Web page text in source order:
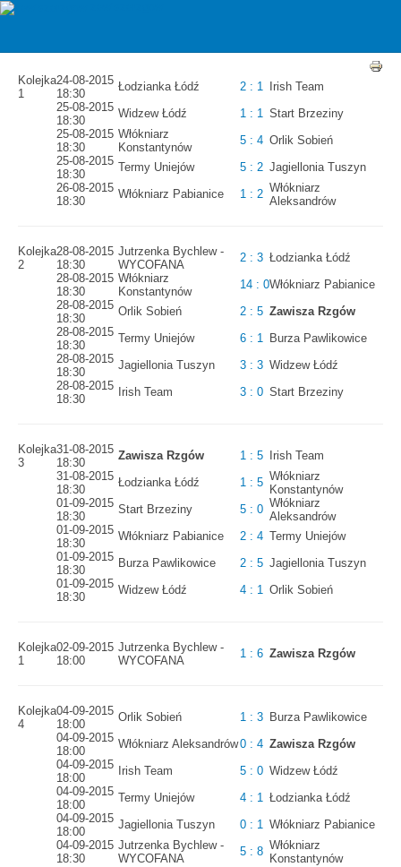
Kolejka
1
24-08-2015
18:30
Łodzianka Łódź 2 : 1
Irish Team
25-08-2015
18:30
Widzew Łódź 1 : 1 Start Brzeziny
25-08-2015
18:30
Włókniarz
Konstantynów
5 : 4 Orlik Sobień
25-08-2015
18:30
Termy Uniejów 5 : 2 Jagiellonia Tuszyn
26-08-2015
18:30
Włókniarz Pabianice 1 : 2 Włókniarz
Aleksandrów
Kolejka
2
28-08-2015
18:30
Jutrzenka Bychlew -
WYCOFANA
2 : 3 Łodzianka Łódź
28-08-2015
18:30
Włókniarz
Konstantynów
14 : 0Włókniarz Pabianice
28-08-2015
18:30
Orlik Sobień 2 : 5 Zawisza Rzgów
28-08-2015
18:30
Termy Uniejów 6 : 1 Burza Pawlikowice
28-08-2015
18:30
Jagiellonia Tuszyn 3 : 3 Widzew Łódź
28-08-2015
18:30
Irish Team 3 : 0 Start Brzeziny
Kolejka
3
31-08-2015
18:30
Zawisza Rzgów 1 : 5
Irish Team
31-08-2015
18:30
Łodzianka Łódź 1 : 5 Włókniarz
Konstantynów
01-09-2015
18:30
Start Brzeziny 5 : 0 Włókniarz
Aleksandrów
01-09-2015
18:30
Włókniarz Pabianice 2 : 4 Termy Uniejów
01-09-2015
18:30
Burza Pawlikowice 2 : 5 Jagiellonia Tuszyn
01-09-2015
18:30
Widzew Łódź 4 : 1 Orlik Sobień
Kolejka
1
02-09-2015
18:00
Jutrzenka Bychlew -
WYCOFANA
1 : 6 Zawisza Rzgów
Kolejka
4
04-09-2015
18:00
Orlik Sobień 1 : 3 Burza Pawlikowice
04-09-2015
18:00
Włókniarz Aleksandrów0 : 4 Zawisza Rzgów
04-09-2015
18:00
Irish Team 5 : 0 Widzew Łódź
04-09-2015
18:00
Termy Uniejów 4 : 1 Łodzianka Łódź
04-09-2015
18:00
Jagiellonia Tuszyn 0 : 1 Włókniarz Pabianice
04-09-2015
18:30
Jutrzenka Bychlew -
WYCOFANA
5 : 8 Włókniarz
Konstantynów